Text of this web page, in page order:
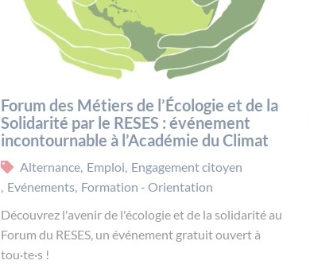
Forum des Métiers de l’Écologie et de la
Solidarité par le RESES : événement
incontournable à l’Académie du Climat
Alternance, Emploi, Engagement citoyen
, Evénements, Formation - Orientation
Découvrez l'avenir de l'écologie et de la solidarité au
Forum du RESES, un événement gratuit ouvert à
tou·te·s !